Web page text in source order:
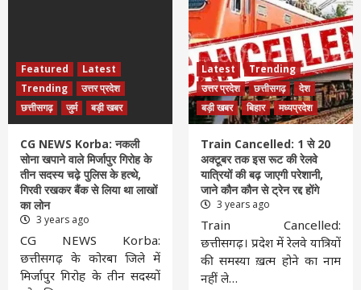
Featured
Latest
Trending
उत्तर प्रदेश
छत्तीसगढ़
जुर्म बड़ी खबर
CG NEWS Korba: नकली
सोना खपाने वाले मिर्जापुर गिरोह के
तीन सदस्य चढ़े पुलिस के हत्थे,
गिरवी रखकर बैंक से लिया था लाखों
का लोन
3 years ago
CG NEWS Korba:
छत्तीसगढ़ के कोरबा जिले में
मिर्जापुर गिरोह के तीन सदस्यों
Latest
Trending
उत्तर प्रदेश
छत्तीसगढ़
देश
बड़ी खबर
बिहार मध्यप्रदेश
Train Cancelled: 1 से 20
अक्टूबर तक इस रूट की रेलवे
यात्रियों की बढ़ जाएगी परेशानी,
जाने कौन कौन से ट्रेन रद्द होंगे
3 years ago
Train Cancelled:
छत्तीसगढ़। प्रदेश में रेलवे यात्रियों
की समस्या ख़त्म होने का नाम
नहीं ले…